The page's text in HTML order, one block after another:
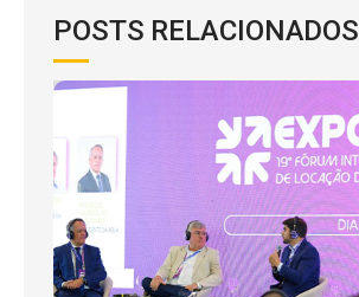
POSTS RELACIONADOS